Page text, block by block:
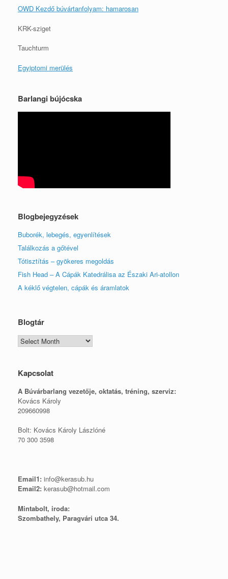
OWD Kezdő búvártanfolyam: hamarosan
KRK-sziget
Tauchturm
Egyiptomi merülés
Barlangi bújócska
Blogbejegyzések
Buborék, lebegés, egyenlítések
Találkozás a gőtével
Tótisztítás – gyökeres megoldás
Fish Head – A Cápák Katedrálisa az Északi Ari-atollon
A kéklő végtelen, cápák és áramlatok
Blogtár
Blogtár
Kapcsolat
A Búvárbarlang vezetője, oktatás, tréning, szerviz:
Kovács Károly
209660998
Bolt: Kovács Károly Lászlóné
70 300 3598
Email1: info@kerasub.hu
Email2: kerasub@hotmail.com
Mintabolt, iroda:
Szombathely, Paragvári utca 34.